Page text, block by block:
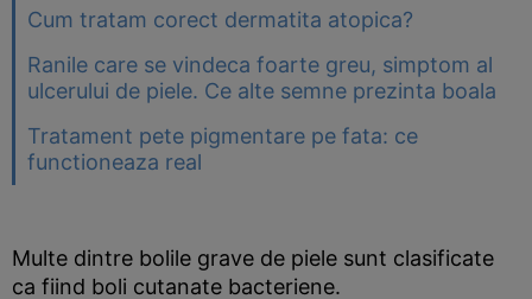
Cum tratam corect dermatita atopica?
Ranile care se vindeca foarte greu, simptom al
ulcerului de piele. Ce alte semne prezinta boala
Tratament pete pigmentare pe fata: ce
functioneaza real
Multe dintre bolile grave de piele sunt clasificate
ca fiind boli cutanate bacteriene.